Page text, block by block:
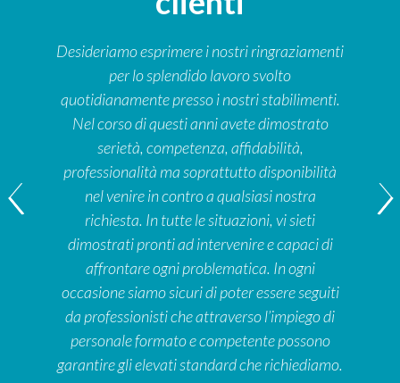
Desideriamo esprimere i nostri ringraziamenti
per lo splendido lavoro svolto
quotidianamente presso i nostri stabilimenti.
Nel corso di questi anni avete dimostrato
serietà, competenza, affidabilità,
professionalità ma soprattutto disponibilità
nel venire in contro a qualsiasi nostra
richiesta. In tutte le situazioni, vi sieti
dimostrati pronti ad intervenire e capaci di
affrontare ogni problematica. In ogni
occasione siamo sicuri di poter essere seguiti
da professionisti che attraverso l’impiego di
personale formato e competente possono
garantire gli elevati standard che richiediamo.